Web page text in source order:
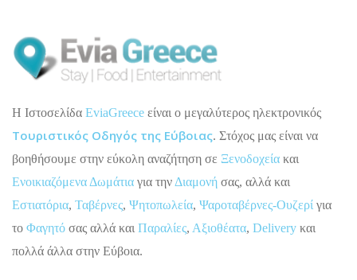
H Ιστοσελίδα EviaGreece είναι ο μεγαλύτερος ηλεκτρονικός
Τουριστικός Οδηγός της Εύβοιας. Στόχος μας είναι να
βοηθήσουμε στην εύκολη αναζήτηση σε Ξενοδοχεία και
Ενοικιαζόμενα Δωμάτια για την Διαμονή σας, αλλά και
Εστιατόρια, Ταβέρνες, Ψητοπωλεία, Ψαροταβέρνες-Ουζερί για
το Φαγητό σας αλλά και Παραλίες, Αξιοθέατα, Delivery και
πολλά άλλα στην Εύβοια.